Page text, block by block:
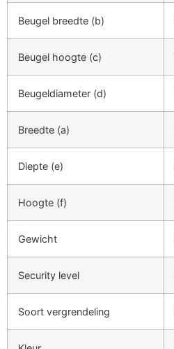
Beugel breedte (b)
Beugel hoogte (c)
Beugeldiameter (d)
Breedte (a)
Diepte (e)
Hoogte (f)
Gewicht
Security level
Soort vergrendeling